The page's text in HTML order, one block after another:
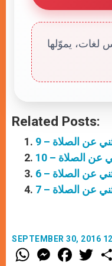
لغات، يموّلها
Related Posts:
عن الصلاة – 9
عن الصلاة – 10
عن الصلاة – 6
عن الصلاة – 7
SEPTEMBER 30, 2016
W
h
M
e
F
a w